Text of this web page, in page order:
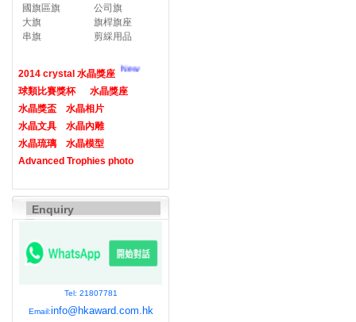
國旗區旗
公司旗
大旗
旗桿旗座
串旗
剪綵用品
2014 crystal 水晶獎座 New
球類比賽獎杯
水晶獎座
水晶獎盃
水晶相片
水晶文具
水晶內雕
水晶琉璃
水晶模型
Advanced Trophies photo
Enquiry
Tel: 21807781
Email:info@hkaward.com.hk